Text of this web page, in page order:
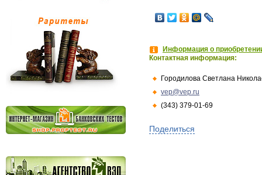
Информация о
Контактная информация:
Городилова Светлана
vep@vep.ru
(343) 379-01-69
Поделиться